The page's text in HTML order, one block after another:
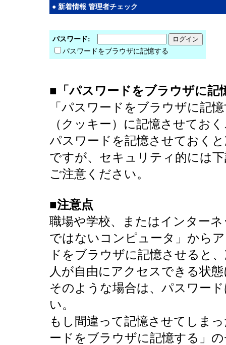
● 新着情報 管理者チェック
パスワード:
パスワードをブラウザに記憶する
■「パスワードをブラウザに記
「パスワードをブラウザに記
（クッキー）に記憶させてお
パスワードを記憶させておく
ですが、セキュリティ的には
ご注意ください。
■注意点
職場や学校、またはインター
ではないコンピュータ」から
ドをブラウザに記憶させると
人が自由にアクセスできる状
そのような場合は、パスワー
い。
もし間違って記憶させてしま
ードをブラウザに記憶する」